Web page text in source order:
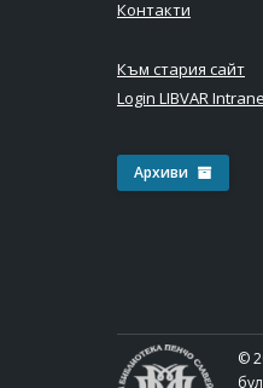
Контакти
Към стария сайт
Login LIBVAR
Архиви
©